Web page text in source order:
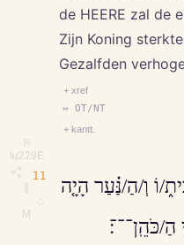
⎘
\u229E
M
de HEERE zal de
Zijn Koning
Gezalfden
+ xref
↔ OT/NT
+ kantt.
11
וֹ וְ/הַ/נַּ֗עַר הָיָ֤ה
כֹּהֵֽן־־־׃